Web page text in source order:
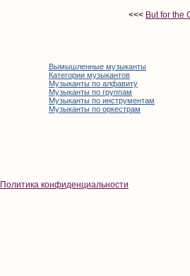
<<< But for the
Вымышленные музыканты
Категории музыкантов
Музыканты по алфавиту
Музыканты по группам
Музыканты по инструментам
Музыканты по оркестрам
Политика конфиденциальности